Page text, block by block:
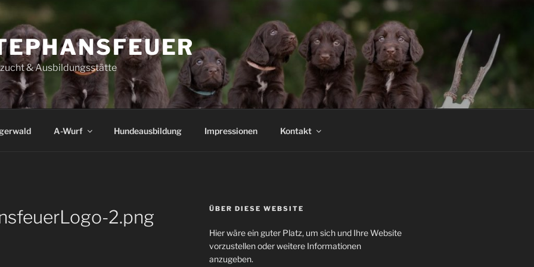
& Ausbildungsstätte
A-Wurf Hundeausbildung Impressionen Kontakt
2.png ÜBER DIESE WEBSITE
Hier wäre ein guter Platz, um sich und Ihre Website
vorzustellen oder weitere Informationen
anzugeben.